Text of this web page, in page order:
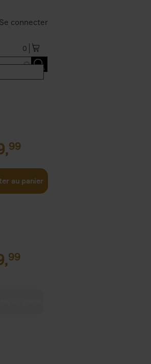
Se connecter
0
99
au panier
99